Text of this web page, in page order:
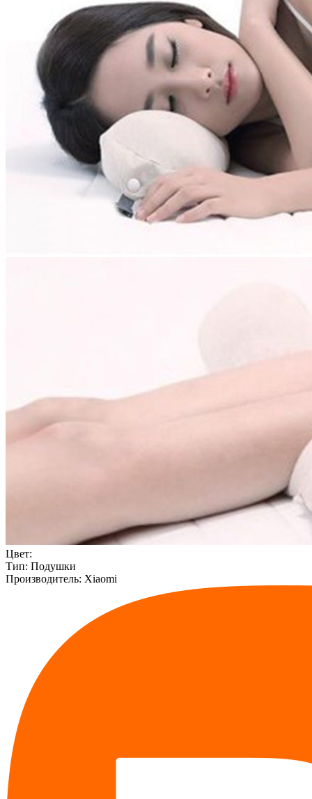
Цвет:
Тип: Подушки
Производитель: Xiaomi